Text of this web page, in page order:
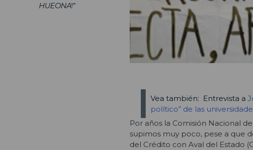
HUEONA!”
Vea también: Entrevista a
político” de las
Por años la Comisión Nacional
supimos muy poco, pese a que
del Crédito con Aval del Estado